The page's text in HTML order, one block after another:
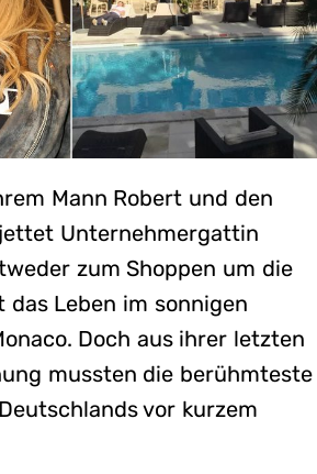
Mann Robert und den
Unternehmergattin
zum Shoppen um die
das Leben im sonnigen
Doch aus ihrer letzten
mussten die berühmteste
vor kurzem